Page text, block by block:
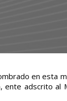
en esta
ente adscrito al